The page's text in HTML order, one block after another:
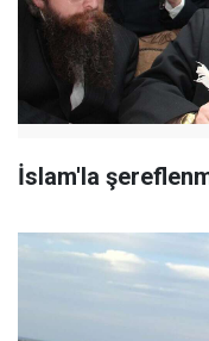
İslam'la